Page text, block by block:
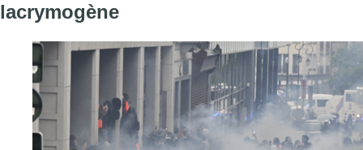
lacrymogène